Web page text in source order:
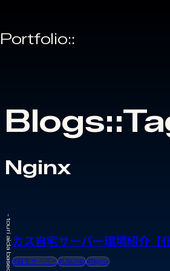
Portfolio::
Nginx
#自宅サーバー#Ubuntu#Nginx
カス自宅サーバー環境紹介【化